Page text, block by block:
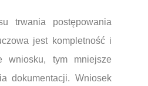
trwania postępowania
jest kompletność i
wniosku, tym mniejsze
dokumentacji. Wniosek